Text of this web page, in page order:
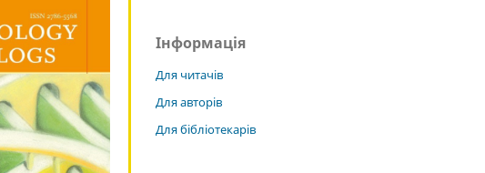
Інформація
Для читачів
Для авторів
Для бібліотекарів